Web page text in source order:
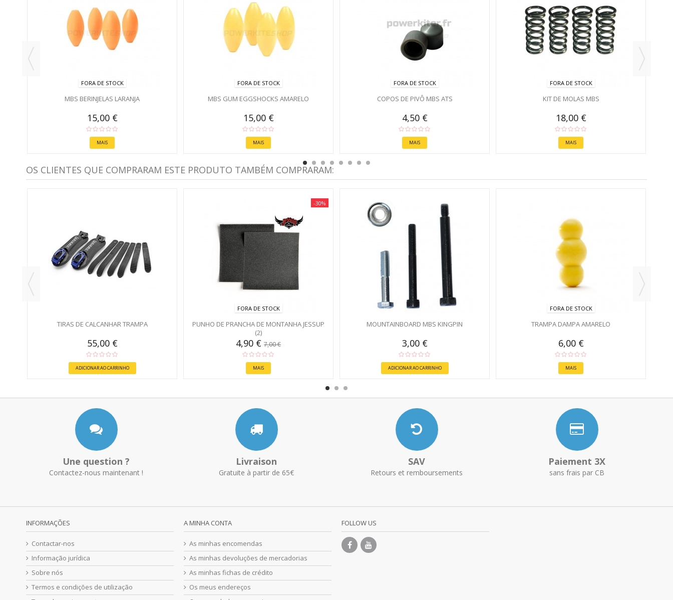
FORA DE STOCK
MBS BERINJELAS LARANJA
15,00 €
MAIS
FORA DE STOCK
MBS GUM EGGSHOCKS AMARELO
15,00 €
MAIS
FORA DE STOCK
COPOS DE PIVÔ MBS ATS
4,50 €
MAIS
FORA DE STOCK
KIT DE MOLAS MBS
18,00 €
MAIS
OS CLIENTES QUE COMPRARAM ESTE PRODUTO TAMBÉM COMPRARAM:
TIRAS DE CALCANHAR TRAMPA
55,00 €
ADICIONAR AO CARRINHO
-30%
FORA DE STOCK
PUNHO DE PRANCHA DE MONTANHA JESSUP
(2)
4,90 € 7,00 €
MAIS
MOUNTAINBOARD MBS KINGPIN
3,00 €
ADICIONAR AO CARRINHO
FORA DE STOCK
TRAMPA DAMPA AMARELO
6,00 €
MAIS
Une question ?
Contactez-nous maintenant !
Livraison
Gratuite à partir de 65€
SAV
Retours et remboursements
Paiement 3X
sans frais par CB
INFORMAÇÕES
Contactar-nos
Informação jurídica
Sobre nós
Termos e condições de utilização
A MINHA CONTA
As minhas encomendas
As minhas devoluções de mercadorias
As minhas fichas de crédito
Os meus endereços
FOLLOW US